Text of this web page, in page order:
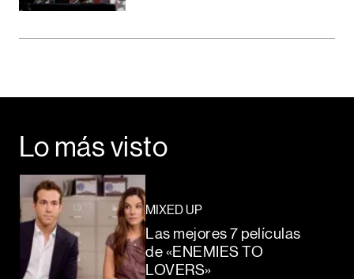
Lo más visto
MIXED UP
Las mejores 7 películas
de «ENEMIES TO
LOVERS»